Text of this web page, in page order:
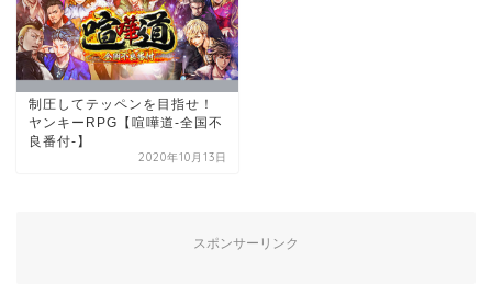
制圧してテッペンを目指せ！
ヤンキーRPG【喧嘩道-全国不
良番付-】
2020年10月13日
スポンサーリンク